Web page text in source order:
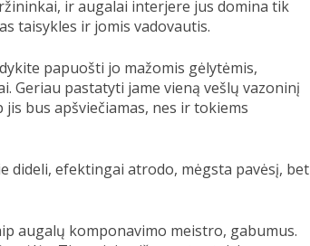
ir augalai interjere jus domina tik
taisykles ir jomis vadovautis.
papuošti jo mažomis gėlytėmis,
pastatyti jame vieną vešlų vazoninį
bus apšviečiamas, nes ir tokiems
dideli, efektingai atrodo, mėgsta pavėsį, bet
augalų komponavimo meistro, gabumus.